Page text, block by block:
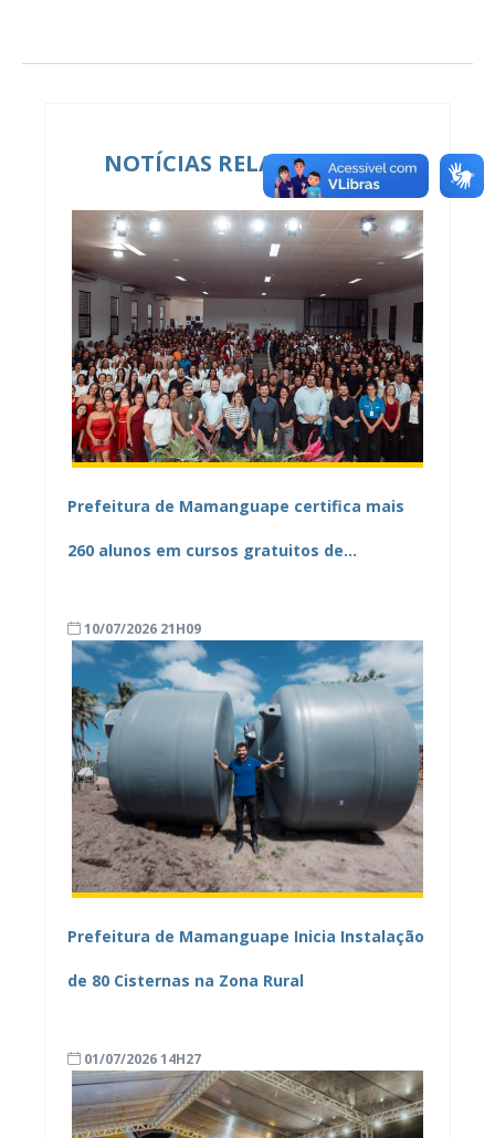
NOTÍCIAS RELACIONADAS
Prefeitura de Mamanguape certifica mais
260 alunos em cursos gratuitos de
Mamanguape
10/07/2026 21H09
Prefeitura de Mamanguape Inicia Instalação
de 80 Cisternas na Zona Rural
01/07/2026 14H27